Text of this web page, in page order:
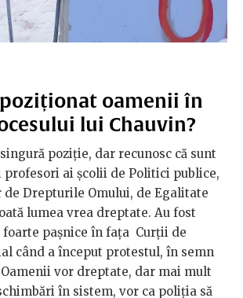
poziționat oamenii în
lui Chauvin?
poziție, dar recunosc că sunt
ai școlii de Politici publice,
de Drepturile Omului, de Egalitate
lumea vrea dreptate. Au fost
foarte pașnice în fața Curții de
când a început protestul, în semn
vor dreptate, dar mai mult
în sistem, vor ca poliția să